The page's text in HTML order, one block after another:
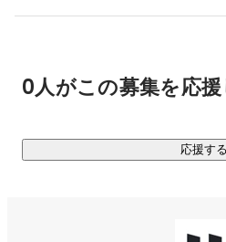
▍建築士、デザイナーが活動する
士と共に理想の空間をつくり上
が広がるにつれて、建築士やデ
0人がこの募集を応
応援する